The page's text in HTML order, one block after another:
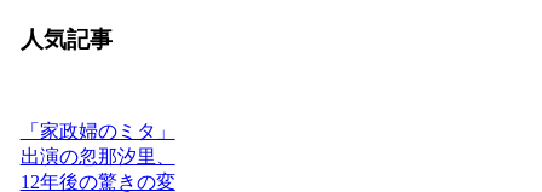
人気記事
「家政婦のミタ」
出演の忽那汐里、
12年後の驚きの変